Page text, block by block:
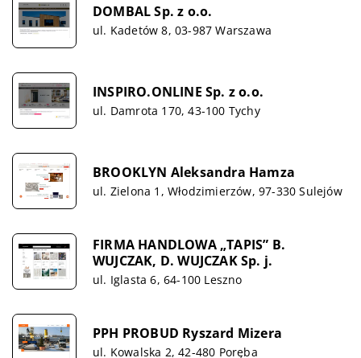
DOMBAL Sp. z o.o.
ul. Kadetów 8, 03-987 Warszawa
INSPIRO.ONLINE Sp. z o.o.
ul. Damrota 170, 43-100 Tychy
BROOKLYN Aleksandra Hamza
ul. Zielona 1, Włodzimierzów, 97-330 Sulejów
FIRMA HANDLOWA „TAPIS” B.
WUJCZAK, D. WUJCZAK Sp. j.
ul. Iglasta 6, 64-100 Leszno
PPH PROBUD Ryszard Mizera
ul. Kowalska 2, 42-480 Poręba